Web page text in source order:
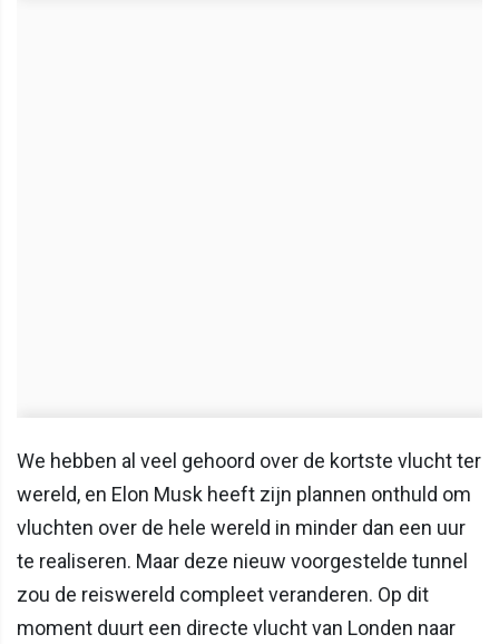
We hebben al veel gehoord over de kortste vlucht ter
wereld, en Elon Musk heeft zijn plannen onthuld om
vluchten over de hele wereld in minder dan een uur
te realiseren. Maar deze nieuw voorgestelde tunnel
zou de reiswereld compleet veranderen. Op dit
moment duurt een directe vlucht van Londen naar